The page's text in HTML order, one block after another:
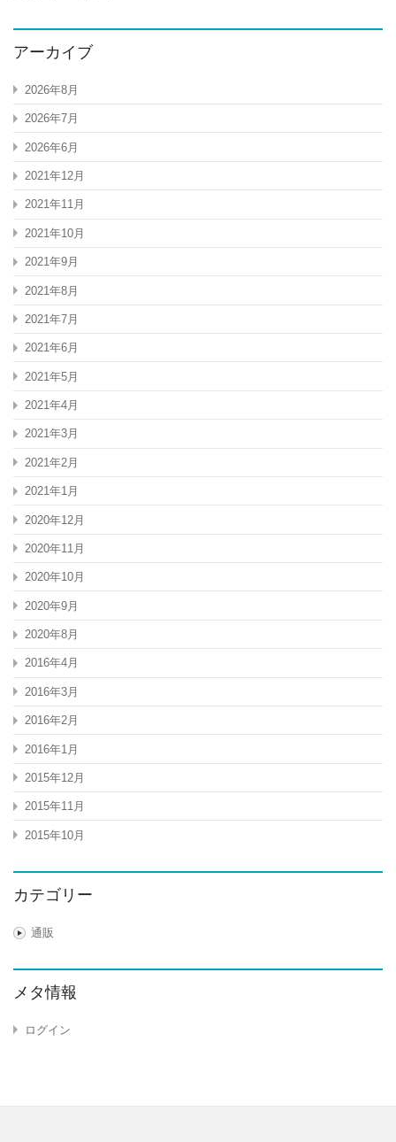
アーカイブ
2026年8月
2026年7月
2026年6月
2021年12月
2021年11月
2021年10月
2021年9月
2021年8月
2021年7月
2021年6月
2021年5月
2021年4月
2021年3月
2021年2月
2021年1月
2020年12月
2020年11月
2020年10月
2020年9月
2020年8月
2016年4月
2016年3月
2016年2月
2016年1月
2015年12月
2015年11月
2015年10月
カテゴリー
通販
メタ情報
ログイン